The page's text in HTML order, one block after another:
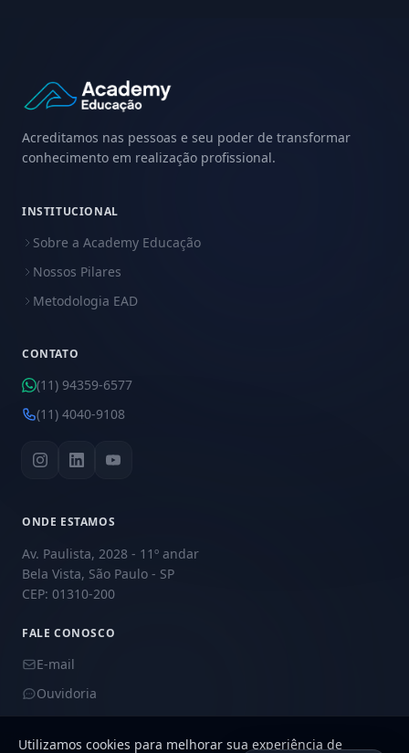
Acreditamos nas pessoas e seu poder de transformar
conhecimento em realização profissional.
INSTITUCIONAL
Sobre a Academy Educação
Nossos Pilares
Metodologia EAD
CONTATO
(11) 94359-6577
(11) 4040-9108
ONDE ESTAMOS
Av. Paulista, 2028 - 11º andar
Bela Vista, São Paulo - SP
CEP: 01310-200
FALE CONOSCO
E-mail
Ouvidoria
Utilizamos cookies para melhorar sua experiência de